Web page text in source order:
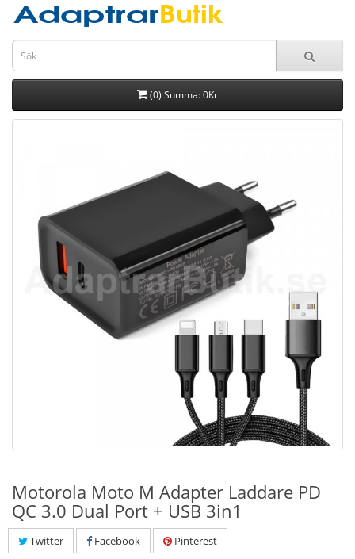
(0) Summa: 0Kr
Motorola Moto M Adapter Laddare PD
QC 3.0 Dual Port + USB 3in1
Twitter Facebook Pinterest